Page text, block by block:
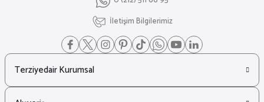
İletişim Bilgilerimiz
Terziyedair Kurumsal